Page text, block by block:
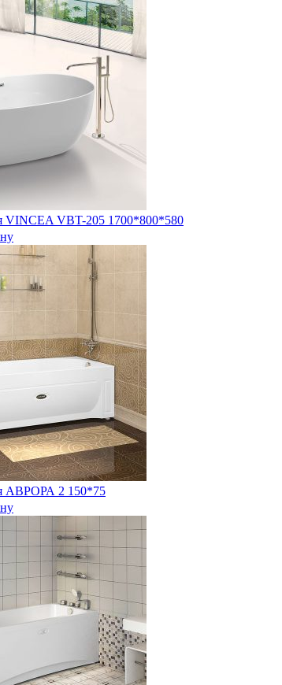
VINCEA VBT-205 1700*800*580
АВРОРА 2 150*75